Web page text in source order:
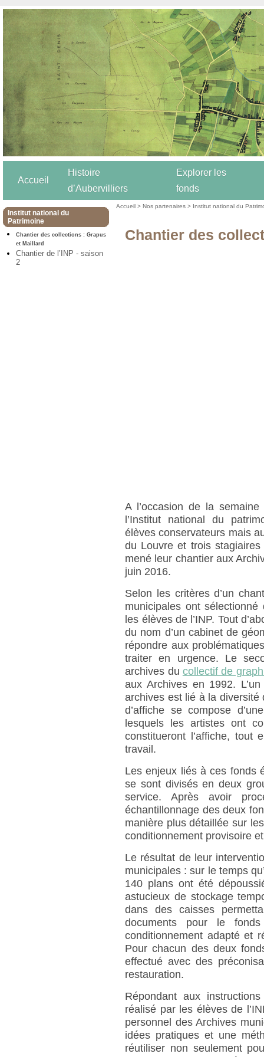
Accueil
Histoire
d’Aubervilliers
Explorer les
fonds
Institut national du
Patrimoine
Chantier des collections : Grapus
et Maillard
Chantier de l’INP - saison
2
Accueil >Nos partenaires > Institut national du
Chantier des
A l’occasion de la
l’Institut national du
élèves conservateurs mais
du Louvre et trois
mené leur chantier aux
juin 2016.
Selon les critères d’un
municipales ont
les élèves de l’INP. Tout
du nom d’un cabinet de
répondre aux
traiter en urgence. Le
archives du collectif de
aux Archives en 1992.
archives est lié à la diversité
d’affiche se compose
lesquels les artistes ont
constitueront l’affiche, tout
travail.
Les enjeux liés à ces fonds
se sont divisés en deux
service. Après avoir
échantillonnage des deux
manière plus détaillée sur
conditionnement provisoire
Le résultat de leur
municipales : sur le temps
140 plans ont été
astucieux de stockage
dans des caisses
documents pour le
conditionnement adapté et
Pour chacun des deux
effectué avec des
restauration.
Répondant aux
réalisé par les élèves de
personnel des Archives
idées pratiques et une
réutiliser non seulement